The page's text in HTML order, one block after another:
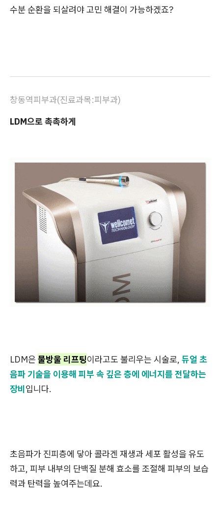
수분 순환을 되살려야 고민 해결이 가능하겠죠?
창동역피부과(진료과목:피부과)
LDM으로 촉촉하게
LDM은 물방울 리프팅이라고도 불리우는 시술로, 듀얼 초
음파 기술을 이용해 피부 속 깊은 층에 에너지를 전달하는
장비입니다.
초음파가 진피층에 닿아 콜라겐 재생과 세포 활성을 유도
하고, 피부 내부의 단백질 분해 효소를 조절해 피부의 보습
력과 탄력을 높여주는데요.